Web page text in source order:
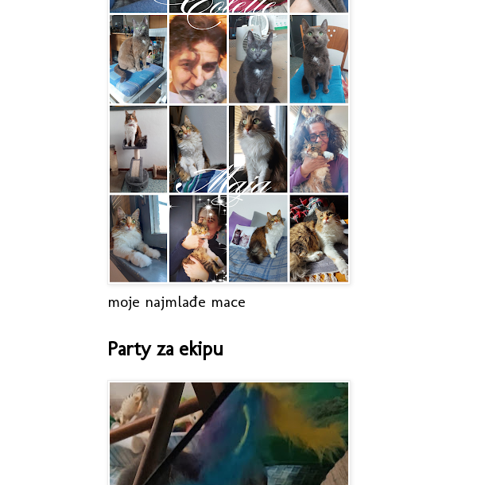
moje najmlađe mace
Party za ekipu